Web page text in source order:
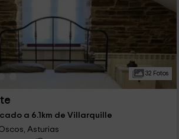
32 Fotos
a 6.1km de Villarquille
Asturias